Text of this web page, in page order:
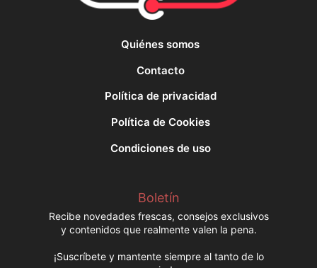
Quiénes somos
Contacto
Política de privacidad
Política de Cookies
Condiciones de uso
Boletín
Recibe novedades frescas, consejos exclusivos
y contenidos que realmente valen la pena.
¡Suscríbete y mantente siempre al tanto de lo